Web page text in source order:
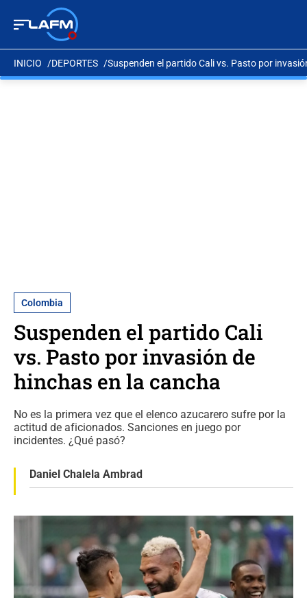
INICIO DEPORTES Suspenden el partido Cali vs. Pasto por
Colombia
Suspenden el partido Cali
vs. Pasto por invasión de
hinchas en la cancha
No es la primera vez que el elenco azucarero sufre por la
actitud de aficionados. Sanciones en juego por
incidentes. ¿Qué pasó?
Daniel Chalela Ambrad